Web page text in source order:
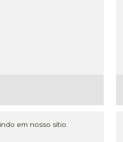
em nosso sítio.